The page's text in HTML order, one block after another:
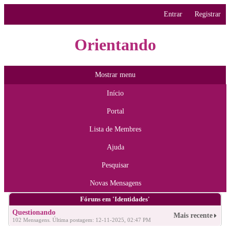
Entrar Registrar
Orientando
Mostrar menu
Início
Portal
Lista de Membres
Ajuda
Pesquisar
Novas Mensagens
Fóruns em 'Identidades'
Questionando
102 Mensagens. Última postagem: 12-11-2025, 02:47 PM
Mais recente